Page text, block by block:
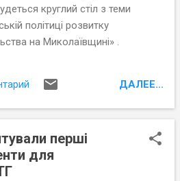
круглий стіл з теми
політиці розвитку
на Миколаївщині» .
ДАЛЕЕ...
перші
для